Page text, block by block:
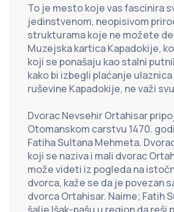
To je mesto koje vas fascinira
jedinstvenom, neopisivom
strukturama koje ne možete
Muzejska kartica Kapadokije,
koji se ponašaju kao stalni
kako bi izbegli plaćanje
ruševine Kapadokije, ne važi
Dvorac Nevsehir Ortahisar
Otomanskom carstvu 1470.
Fatiha Sultana Mehmeta.
koji se naziva i mali dvorac
može videti iz pogleda na
dvorca, kaže se da je povezan
dvorca Ortahisar. Naime; Fatih
šalje Išak-pašu u region da reši